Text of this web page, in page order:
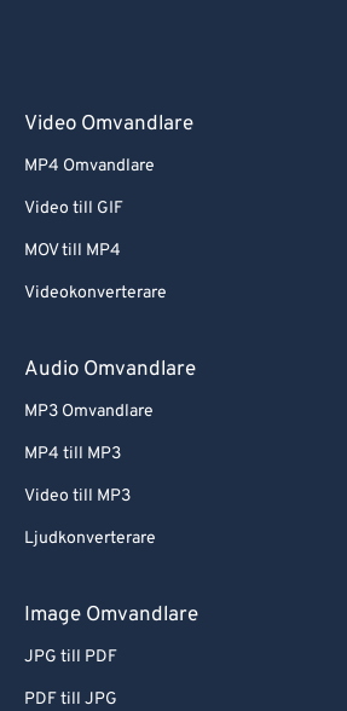
Video Omvandlare
MP4 Omvandlare
Video till GIF
MOV till MP4
Videokonverterare
Audio Omvandlare
MP3 Omvandlare
MP4 till MP3
Video till MP3
Ljudkonverterare
Image Omvandlare
JPG till PDF
PDF till JPG